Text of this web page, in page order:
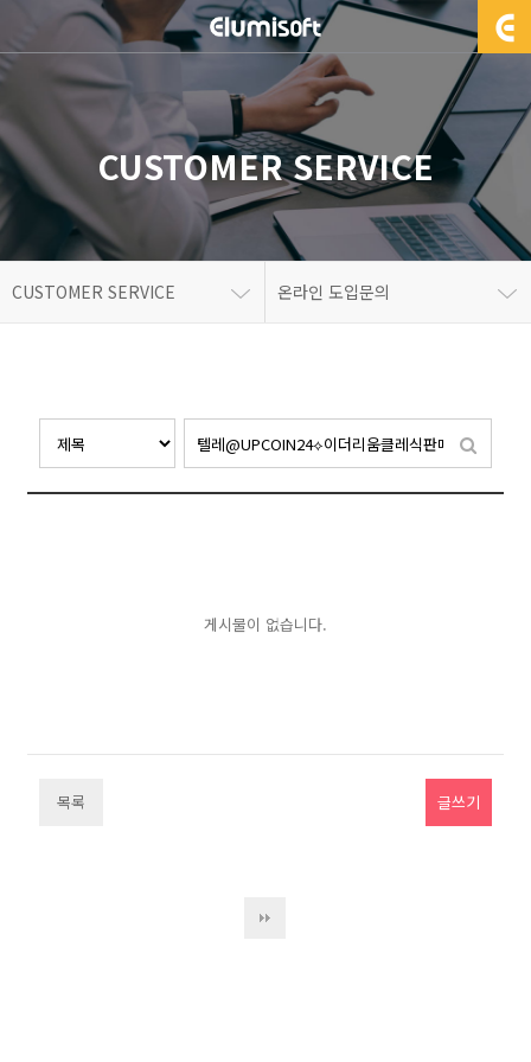
CUSTOMER SERVICE
CUSTOMER SERVICE 온라인 도입문의
게시물이 없습니다.
목록 글쓰기